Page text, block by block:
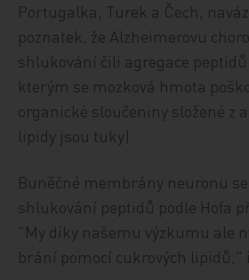
Portugalka, Turek a Čech,
poznatek, že Alzheimerovu
shlukování čili agregace
kterým se mozková hmota
organické sloučeniny složené z
lipidy jsou tuky).
Buněčné membrány neuronu
shlukování peptidů podle Hofa
"My díky našemu výzkumu ale
brání pomocí cukrových lipidů,"